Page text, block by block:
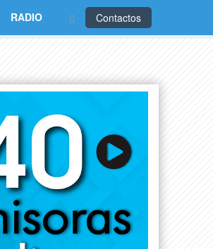
Contactos
RADIO